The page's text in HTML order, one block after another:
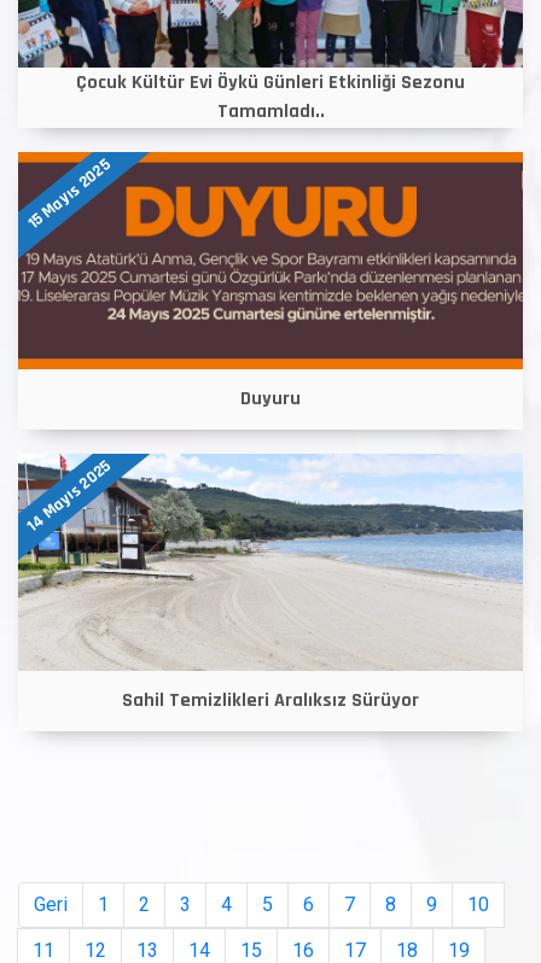
Çocuk Kültür Evi Öykü Günleri Etkinliği Sezonu
Tamamladı..
15 Mayıs 2025
Duyuru
14 Mayıs 2025
Sahil Temizlikleri Aralıksız Sürüyor
Geri 1 2 3 4 5 6 7 8 9
10
11
12 13 14 15 16 17 18
19